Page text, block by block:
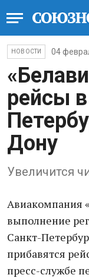
НОВОСТИ 04
рейсы
Дону
Увеличится
Авиакомпания
выполнение
Санкт-
прибавятся
пресс-службе